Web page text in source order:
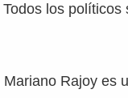
Todos los políticos
Mariano Rajoy es